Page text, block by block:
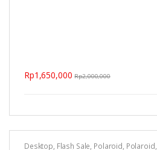
Rp1,650,000 Rp2,000,000
Desktop, Flash Sale, Polaroid, Polaroid,